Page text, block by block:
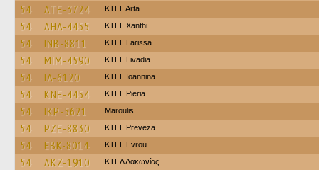
54 ATE-3724 KTEL Arta
54 AHA-4455 KTEL Xanthi
54 INB-8811 KTEL Larissa
54 MIM-4590 KTEL Livadia
54 IA-6120 KTEL Ioannina
54 KNE-4454 KTEL Pieria
54 IKP-5621 Maroulis
54 PZE-8830 KTEL Preveza
54 EBK-8014 KTEL Evrou
54 AKZ-1910 ΚΤΕΛ Λακωνίας